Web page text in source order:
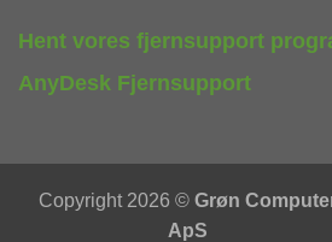
Hent vores fjernsupport
AnyDesk Fjernsupport
Copyright 2026 © Grøn
ApS